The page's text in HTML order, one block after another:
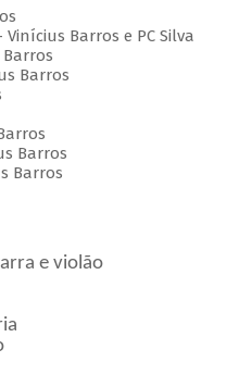
Barros e PC Silva
Barros
Barros
Barros
e violão